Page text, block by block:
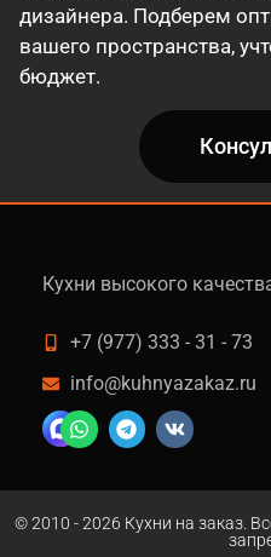
дизайнера. Подберем
вашего пространства,
бюджет.
Кухни высокого
+7 (977) 333 - 31 - 73
info@kuhnyazakaz.ru
© 2010 - 2026 Кухни на заказ.